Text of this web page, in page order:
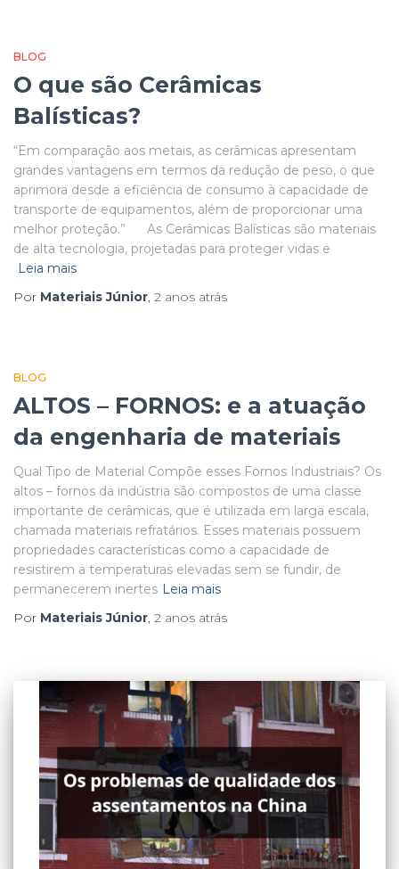
BLOG
O que são Cerâmicas
Balísticas?
“Em comparação aos metais, as cerâmicas apresentam
grandes vantagens em termos da redução de peso, o que
aprimora desde a eficiência de consumo à capacidade de
transporte de equipamentos, além de proporcionar uma
melhor proteção.” As Cerâmicas Balísticas são materiais
de alta tecnologia, projetadas para proteger vidas e
Leia mais
Por Materiais Júnior, 2 anos atrás
BLOG
ALTOS – FORNOS: e a atuação
da engenharia de materiais
Qual Tipo de Material Compõe esses Fornos Industriais? Os
altos – fornos da indústria são compostos de uma classe
importante de cerâmicas, que é utilizada em larga escala,
chamada materiais refratários. Esses materiais possuem
propriedades características como a capacidade de
resistirem a temperaturas elevadas sem se fundir, de
permanecerem inertes Leia mais
Por Materiais Júnior, 2 anos atrás